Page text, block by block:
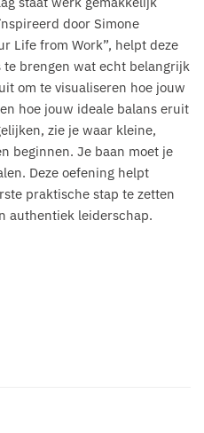
door Simone
Life from Work”, helpt deze
brengen wat echt belangrijk
om te visualiseren hoe jouw
hoe jouw ideale balans eruit
zie je waar kleine,
beginnen. Je baan moet je
Deze oefening helpt
praktische stap te zetten
authentiek leiderschap.